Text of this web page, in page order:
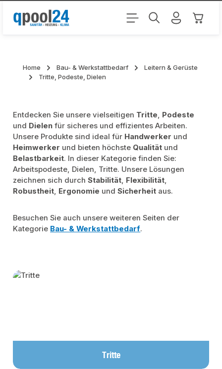
Zum Hauptinhalt springen
Home Bau- & Werkstattbedarf
Leitern & Gerüste
Tritte, Podeste, Dielen
Entdecken Sie unsere vielseitigen Tritte, Podeste
und Dielen für sicheres und effizientes Arbeiten.
Unsere Produkte sind ideal für Handwerker und
Heimwerker und bieten höchste Qualität und
Belastbarkeit. In dieser Kategorie finden Sie:
Arbeitspodeste, Dielen, Tritte. Unsere Lösungen
zeichnen sich durchStabilität, Flexibilität,
Robustheit, Ergonomie undSicherheit aus.
Besuchen Sie auch unsere weiteren Seiten der
Kategorie Bau- & Werkstattbedarf.
Kategoriegalerie überspringen
Tritte